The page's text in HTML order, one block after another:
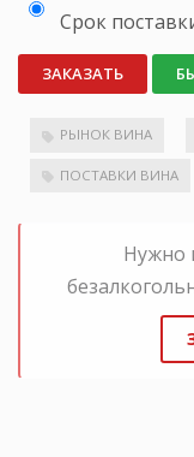
Срок
ЗАКАЗАТЬ
РЫНОК ВИНА
ПОСТАВКИ ВИНА
Нужно